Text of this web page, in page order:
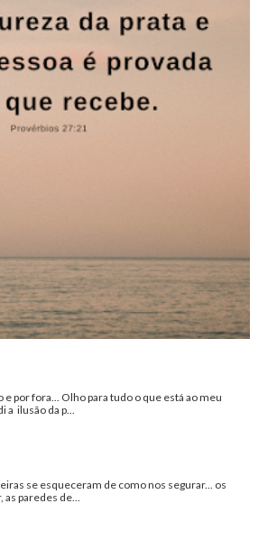
por fora... Olho para tudo o que está ao meu
a ilusão da p...
se esqueceram de como nos segurar... os
paredes de...